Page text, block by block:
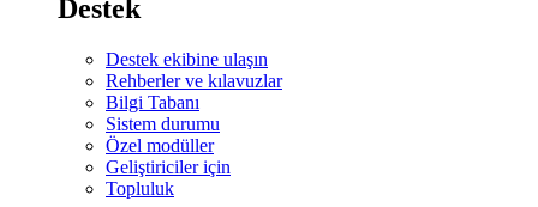
Destek
Destek ekibine ulaşın
Rehberler ve kılavuzlar
Bilgi Tabanı
Sistem durumu
Özel modüller
Geliştiriciler için
Topluluk